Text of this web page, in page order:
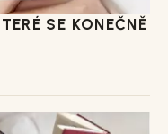
SE KONEČNĚ